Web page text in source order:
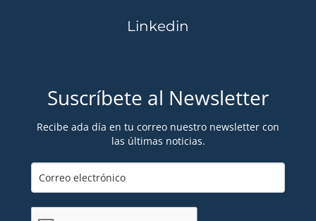
Linkedin
Suscríbete al Newsletter
Recibe ada día en tu correo nuestro newsletter con
las últimas noticias.